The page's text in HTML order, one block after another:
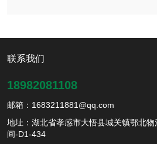
联系我们
18982081108
邮箱：1683211881@qq.com
地址：湖北省孝感市大悟县城关镇鄂北
间-D1-434